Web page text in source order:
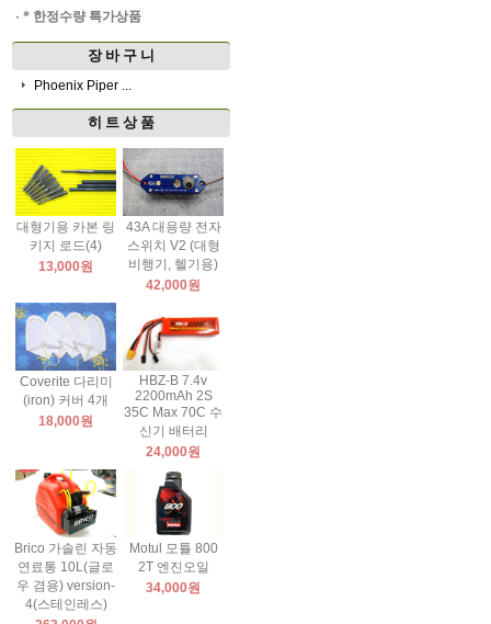
· * 한정수량 특가상품
장 바 구 니
Phoenix Piper ...
히 트 상 품
대형기용 카본 링
키지 로드(4)
13,000원
43A 대용량 전자
스위치 V2 (대형
비행기, 헬기용)
42,000원
Coverite 다리미
(iron) 커버 4개
18,000원
HBZ-B 7.4v
2200mAh 2S
35C Max 70C 수
신기 배터리
24,000원
Brico 가솔린 자동
연료통 10L(글로
우 겸용) version-
4(스테인레스)
Motul 모튤 800
2T 엔진오일
34,000원